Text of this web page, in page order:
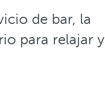
de bar, la
para relajar y